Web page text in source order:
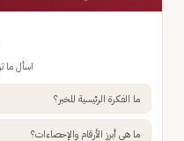
اسأل ما
ما الفكرة الرئيسية للخبر؟
ما هي أبرز الأرقام والإحصاءات؟